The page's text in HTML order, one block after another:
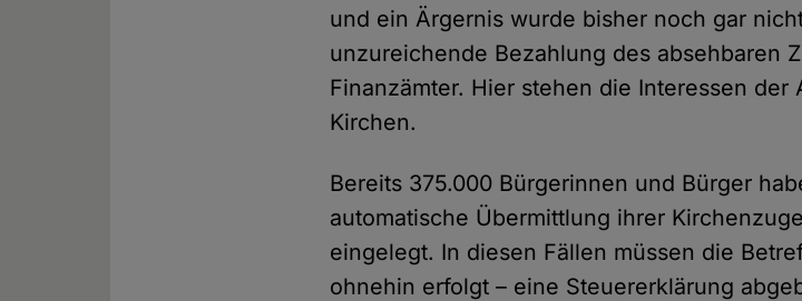
und ein Ärgernis wurde bisher noch gar
unzureichende Bezahlung des absehbaren
Finanzämter. Hier stehen die Interessen
Kirchen.
Bereits 375.000 Bürgerinnen und Bürger
automatische Übermittlung ihrer
eingelegt. In diesen Fällen müssen die
ohnehin erfolgt – eine Steuererklärung